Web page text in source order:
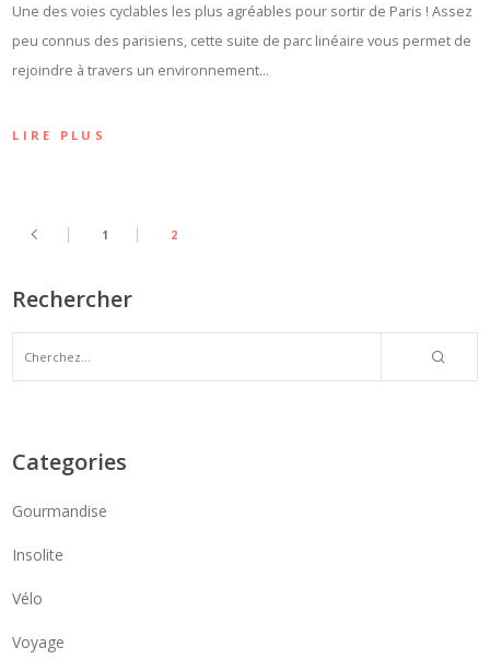
Une des voies cyclables les plus agréables pour sortir de Paris ! Assez
peu connus des parisiens, cette suite de parc linéaire vous permet de
rejoindre à travers un environnement…
LIRE PLUS
1 2
Rechercher
Categories
Gourmandise
Insolite
Vélo
Voyage